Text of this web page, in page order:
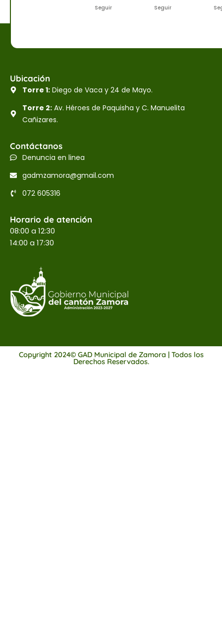
Seguir
Seguir
Ubicación
Torre 1:Diego de Vaca y 24 de Mayo.
Torre 2:Av. Héroes de Paquisha y C. Manuelita
Cañizares.
Contáctanos
Denuncia en linea
gadmzamora@gmail.com
072 605316
Horario de atención
08:00 a 12:30
14:00 a 17:30
Copyright 2024© GAD Municipal de Zamora | Todos los
Derechos Reservados.